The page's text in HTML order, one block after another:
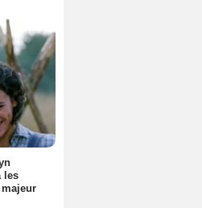
les